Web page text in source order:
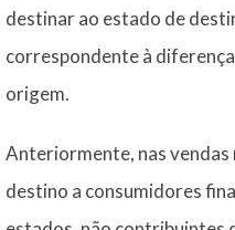
destinar ao estado de
correspondente à
origem.
Anteriormente, nas vendas
destino a consumidores